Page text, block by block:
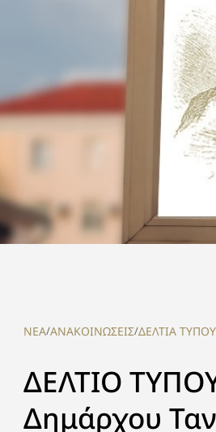
NEA/ΑΝΑΚΟΙΝΩΣΕΙΣ/ΔΕΛΤΙΑ ΤΥΠΟΥ
ΔΕΛΤΙΟ
Δημάρχου